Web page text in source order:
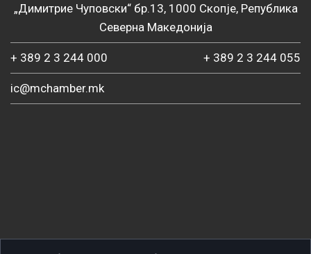
„Димитрие Чуповски“ бр.13, 1000 Скопје, Република
Северна Македонија
+ 389 2 3 244 000 + 389 2 3 244 055
ic@mchamber.mk